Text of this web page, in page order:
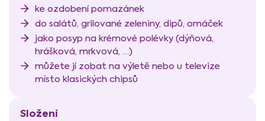
ke ozdobení pomazánek
do salátů, grilované zeleniny, dipů, omáček
jako posyp na krémové polévky (dýňová,
hrášková, mrkvová, …)
můžete jí zobat na výletě nebo u televize
místo klasických chipsů
Složení